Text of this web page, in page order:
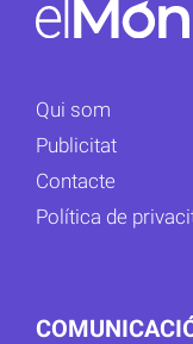
Qui som
Publicitat
Contacte
Política de